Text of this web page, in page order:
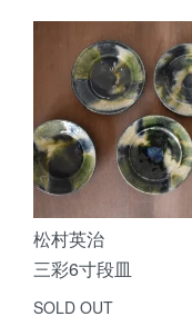
松村英治
三彩6寸段皿
SOLD OUT